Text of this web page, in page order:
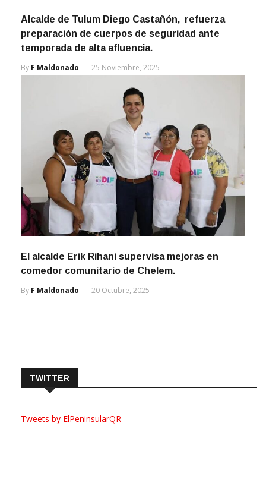
Alcalde de Tulum Diego Castañón, refuerza
preparación de cuerpos de seguridad ante
temporada de alta afluencia.
By F Maldonado 25 Noviembre, 2025
El alcalde Erik Rihani supervisa mejoras en
comedor comunitario de Chelem.
By F Maldonado 20 Octubre, 2025
TWITTER
Tweets by ElPeninsularQR